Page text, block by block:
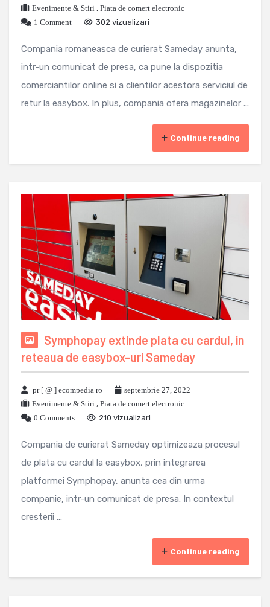
Evenimente & Stiri , Piata de comert electronic
1 Comment
302 vizualizari
Compania romaneasca de curierat Sameday anunta,
intr-un comunicat de presa, ca pune la dispozitia
comerciantilor online si a clientilor acestora serviciul de
retur la easybox. In plus, compania ofera magazinelor ...
Continue reading
Symphopay extinde plata cu cardul, in
reteaua de easybox-uri Sameday
pr [ @ ] ecompedia ro
septembrie 27, 2022
Evenimente & Stiri , Piata de comert electronic
0 Comments
210 vizualizari
Compania de curierat Sameday optimizeaza procesul
de plata cu cardul la easybox, prin integrarea
platformei Symphopay, anunta cea din urma
companie, intr-un comunicat de presa. In contextul
cresterii ...
Continue reading